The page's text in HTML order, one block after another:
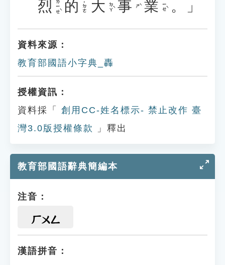
烈 ㄌㄧㄝˋ 的 ˙ㄉㄜ 大 ㄉㄚˋ 事 ㄕˋ 業 ㄧㄝˋ 。」
資料來源：
教育部國語小字典_轟
授權資訊：
資料採「
創用CC-姓名標示- 禁止改作 臺
灣3.0版授權條款
」釋出
教育部國語辭典簡編本
注音：
ㄏㄨㄥ
漢語拼音：